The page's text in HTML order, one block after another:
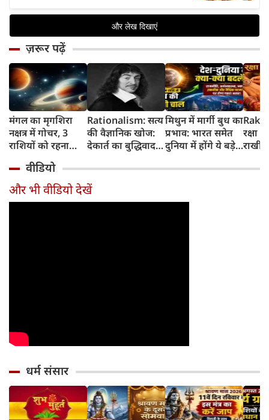
ज़रूर पढ़ें
मंगल का मृगशिरा
नक्षत्र में गोचर, 3
राशियों को रहना
सावधान
Rationalism: सत्य
की वैज्ञानिक खोज:
देकार्त का बुद्धिवाद
का जन्म
मिथुन में मार्गी बुध का
प्रभाव: भारत समेत
दुनिया में होंगे ये बड़े
रक्षा
राखी
वीडियो
और भी वीडियो देखें
धर्म संसार